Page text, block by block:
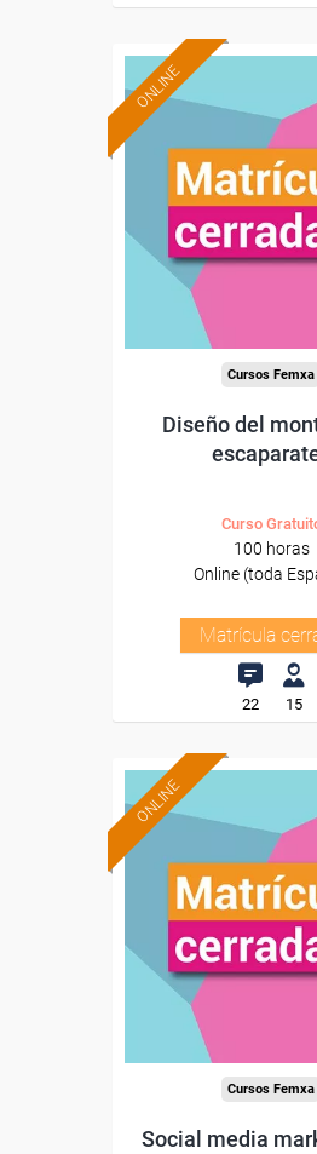
ONLINE
Cursos Femxa
Diseño del
Curso
100 horas
Online (toda
Matrícula
22 15
ONLINE
Cursos Femxa
Social media